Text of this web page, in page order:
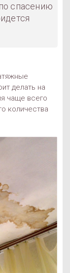
спасению
делать на
чаще всего
количества